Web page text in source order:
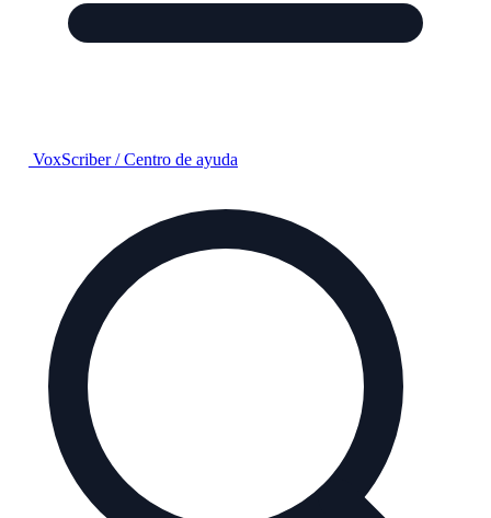
VoxScriber /Centro de ayuda